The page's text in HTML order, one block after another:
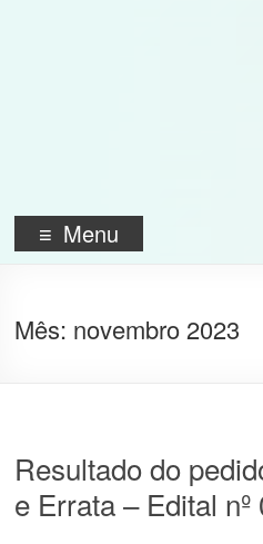
Menu
Mês: novembro 2023
Resultado do
e Errata – Edital nº